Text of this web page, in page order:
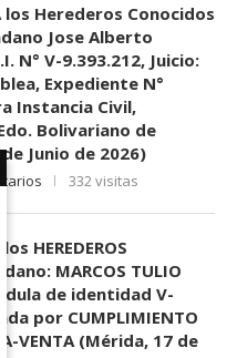
los Herederos Conocidos
Jose Alberto
N° V-9.393.212, Juicio:
Expediente N°
Instancia Civil,
Bolivariano de
Junio de 2026)
332 visitas
HEREDEROS
MARCOS TULIO
de identidad V-
por CUMPLIMIENTO
VENTA (Mérida, 17 de